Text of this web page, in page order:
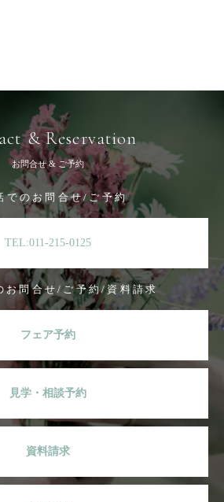
& Reservation
お問合せ & ご予約
でのお問合せ/ご予約
TEL:011-215-0125
お問合せ/ご予約/資料請求
フェア予約
見学・相談予約
資料請求